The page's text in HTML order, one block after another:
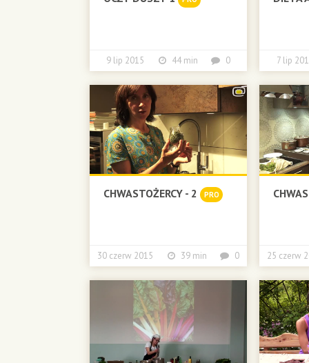
9 lip 2015 44 min 0 7 lip
CHWASTOŻERCY - 2 PRO
30 czerw 2015 39 min 0 25